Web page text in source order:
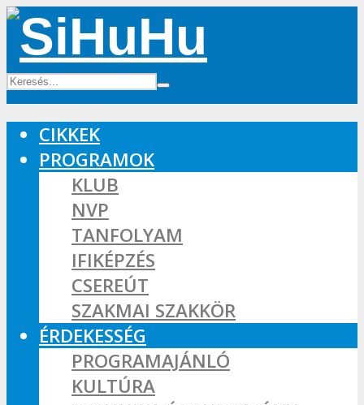
CIKKEK
PROGRAMOK
KLUB
NVP
TANFOLYAM
IFIKÉPZÉS
CSEREÚT
SZAKMAI SZAKKÖR
ÉRDEKESSÉG
PROGRAMAJÁNLÓ
KULTÚRA